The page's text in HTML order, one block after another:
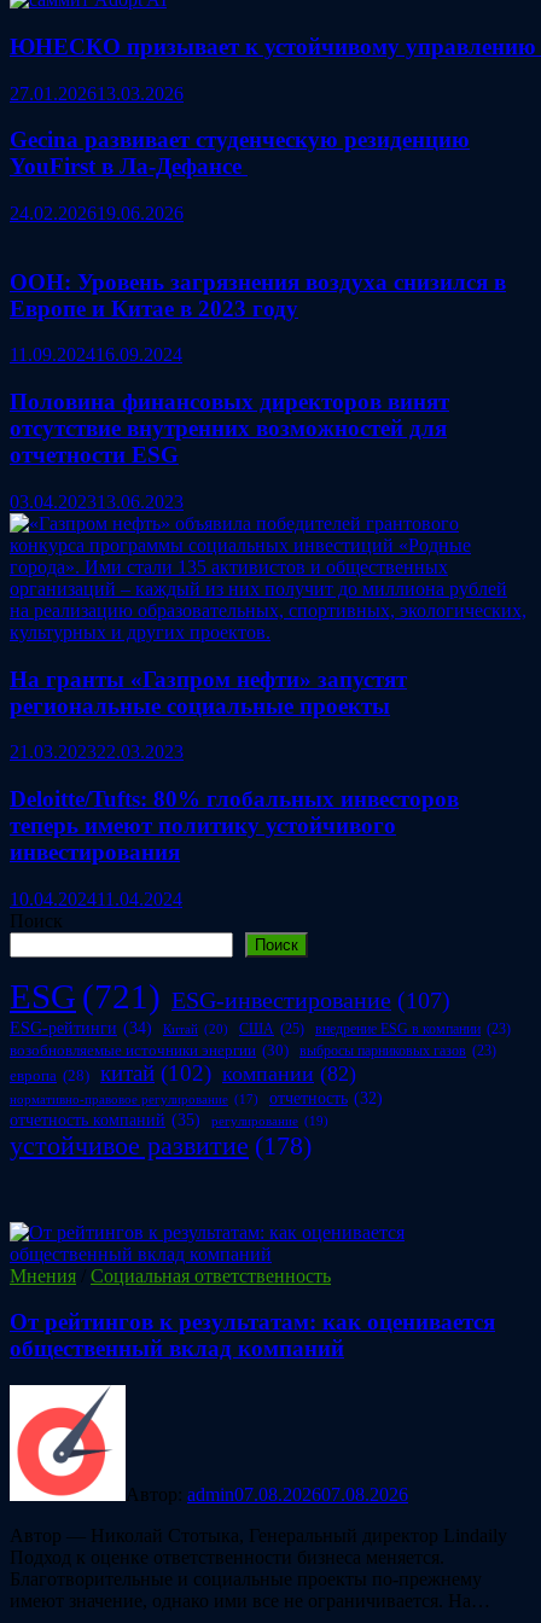
ЮНЕСКО призывает к устойчивому
27.01.202613.03.2026
Gecina развивает студенческую резиденцию
YouFirst в Ла‑Дефансе
24.02.202619.06.2026
ООН: Уровень загрязнения воздуха снизился в
Европе и Китае в 2023 году
11.09.202416.09.2024
Половина финансовых директоров винят
отсутствие внутренних возможностей для
отчетности ESG
03.04.202313.06.2023
На гранты «Газпром нефти» запустят
региональные социальные проекты
21.03.202322.03.2023
Deloitte/Tufts: 80% глобальных инвесторов
теперь имеют политику устойчивого
инвестирования
10.04.202411.04.2024
Поиск
Поиск
ESG (721) ESG-инвестирование (107)
ESG-рейтинги (34) Китай (20) США (25) внедрение ESG в компании (23)
возобновляемые источники энергии (30) выбросы парниковых газов (23)
европа (28) китай (102) компании (82)
нормативно-правовое регулирование (17) отчетность (32)
отчетность компаний (35) регулирование (19)
устойчивое развитие (178)
Мнения / Социальная ответственность
От рейтингов к результатам: как оценивается
общественный вклад компаний
Автор: admin07.08.202607.08.2026
Автор — Николай Стотыка, Генеральный директор Lindaily
Подход к оценке ответственности бизнеса меняется.
Благотворительные и социальные проекты по-прежнему
имеют значение, однако ими все не ограничивается. На…